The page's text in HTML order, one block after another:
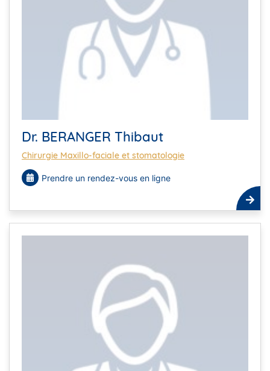
Dr. BERANGER Thibaut
Chirurgie Maxillo-faciale et stomatologie
Prendre un rendez-vous en ligne